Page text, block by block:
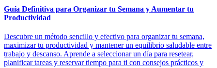
Guía Definitiva para Organizar tu Semana y Aumentar tu
Productividad
Descubre un método sencillo y efectivo para organizar tu semana,
maximizar tu productividad y mantener un equilibrio saludable entre
trabajo y descanso. Aprende a seleccionar un día para resetear,
planificar tareas y reservar tiempo para ti con consejos prácticos y